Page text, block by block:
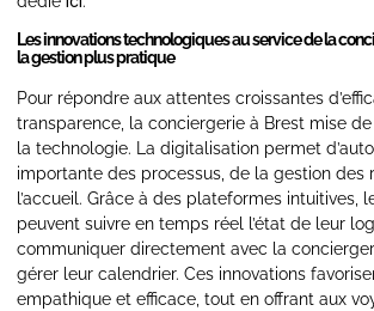
Les innovations technologiques au service de la
la gestion plus pratique
Pour répondre aux attentes croissantes
transparence, la conciergerie à Brest mise
la technologie. La digitalisation permet
importante des processus, de la gestion des
l’accueil. Grâce à des plateformes intuitives,
peuvent suivre en temps réel l’état de leur
communiquer directement avec la
gérer leur calendrier. Ces innovations
empathique et efficace, tout en offrant aux